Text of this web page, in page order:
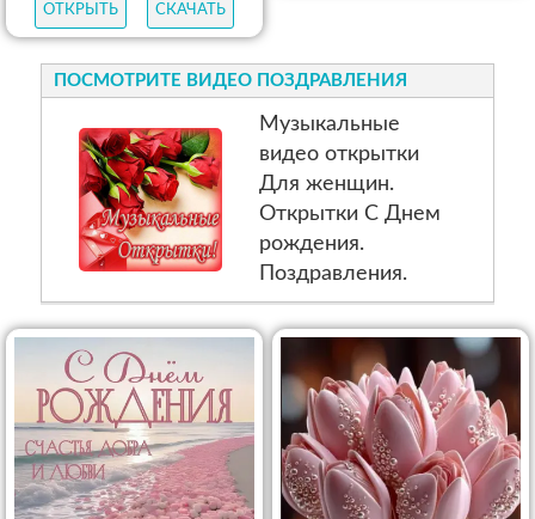
ОТКРЫТЬ СКАЧАТЬ
ПОСМОТРИТЕ ВИДЕО ПОЗДРАВЛЕНИЯ
Музыкальные
видео открытки
Для женщин.
Открытки С Днем
рождения.
Поздравления.